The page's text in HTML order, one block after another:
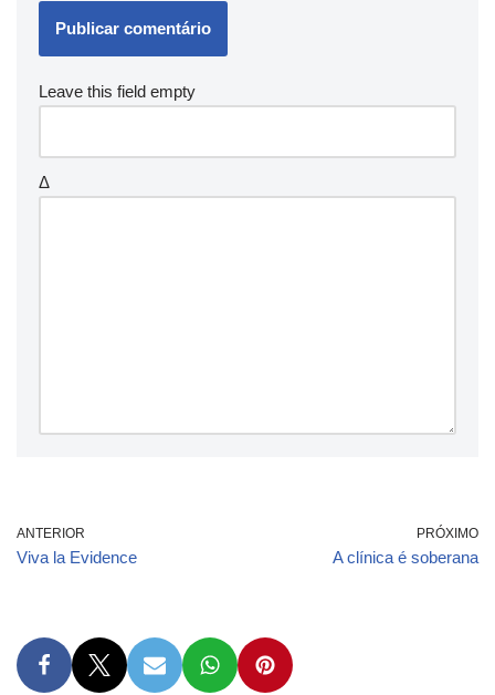
Leave this field empty
Δ
ANTERIOR
Viva la Evidence
PRÓXIMO
A clínica é soberana